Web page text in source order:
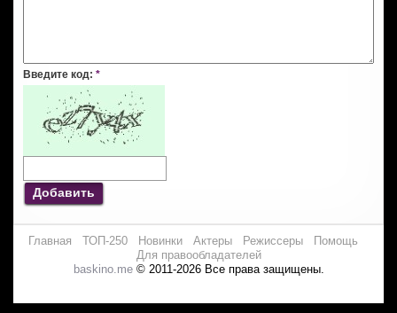
Введите код: *
Добавить
Главная ТОП-250 Новинки Актеры Режиссеры
Помощь
Для правообладателей
baskino.me© 2011-2026 Все права защищены.